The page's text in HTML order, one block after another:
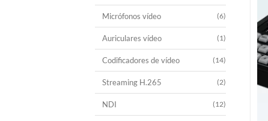
Micrófonos vídeo (6)
Auriculares vídeo (1)
Codificadores de vídeo (14)
Streaming H.265 (2)
NDI (12)